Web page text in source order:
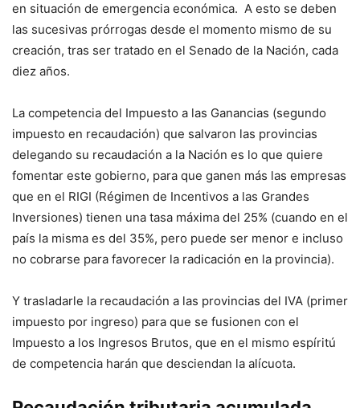
en situación de emergencia económica. A esto se deben
las sucesivas prórrogas desde el momento mismo de su
creación, tras ser tratado en el Senado de la Nación, cada
diez años.
La competencia del Impuesto a las Ganancias (segundo
impuesto en recaudación) que salvaron las provincias
delegando su recaudación a la Nación es lo que quiere
fomentar este gobierno, para que ganen más las empresas
que en el RIGI (Régimen de Incentivos a las Grandes
Inversiones) tienen una tasa máxima del 25% (cuando en el
país la misma es del 35%, pero puede ser menor e incluso
no cobrarse para favorecer la radicación en la provincia).
Y trasladarle la recaudación a las provincias del IVA (primer
impuesto por ingreso) para que se fusionen con el
Impuesto a los Ingresos Brutos, que en el mismo espíritú
de competencia harán que desciendan la alícuota.